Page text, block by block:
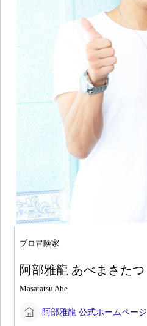
プロ冒険家
阿部雅龍 あべまさたつ
Masatatsu Abe
阿部雅龍 公式ホームページ